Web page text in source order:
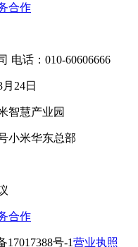
合作
电话：010-60606666
24日
智慧产业园
小米华东总部
合作
17017388号-1营业执照